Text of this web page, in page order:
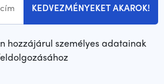
KEDVEZMÉNYEKET AKAROK!
hozzájárul személyes adatainak